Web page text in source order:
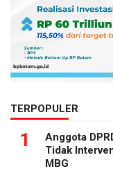
TERPOPULER
1
Anggota
Tidak
MBG